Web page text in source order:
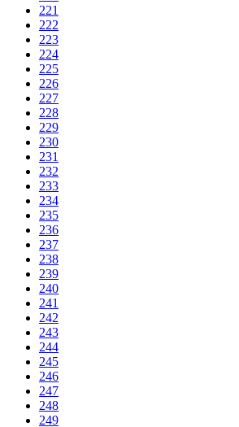
221
222
223
224
225
226
227
228
229
230
231
232
233
234
235
236
237
238
239
240
241
242
243
244
245
246
247
248
249